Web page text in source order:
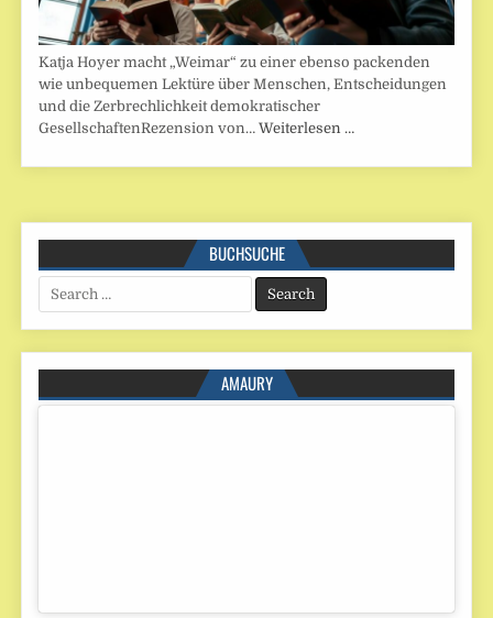
Katja Hoyer macht „Weimar“ zu einer ebenso packenden
wie unbequemen Lektüre über Menschen, Entscheidungen
und die Zerbrechlichkeit demokratischer
GesellschaftenRezension von…Weiterlesen …
BUCHSUCHE
Search
for:
AMAURY